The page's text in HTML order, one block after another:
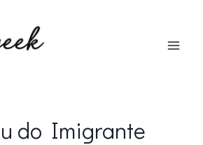
do Imigrante